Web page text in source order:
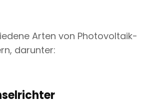
Arten von Photovoltaik-
darunter: